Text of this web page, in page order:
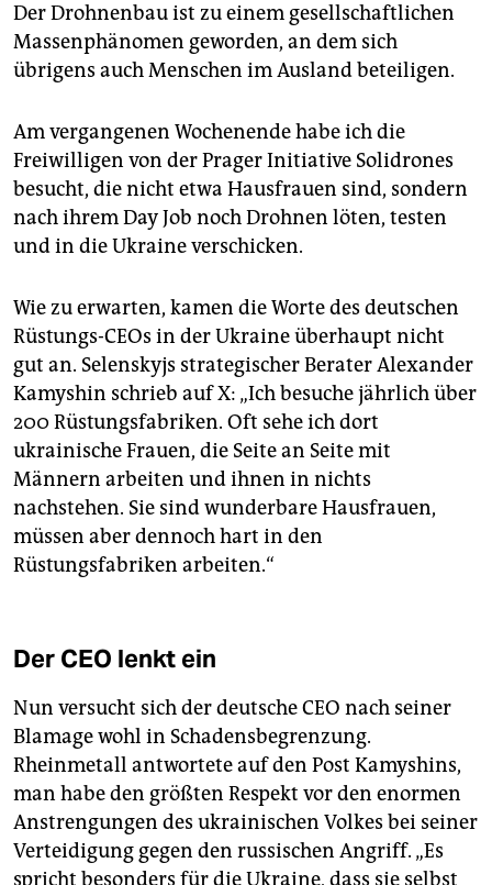
Der Drohnenbau ist zu einem gesellschaftlichen
Massenphänomen geworden, an dem sich
übrigens auch Menschen im Ausland beteiligen.
Am vergangenen Wochenende habe ich die
Freiwilligen von der Prager Initiative Solidrones
besucht, die nicht etwa Hausfrauen sind, sondern
nach ihrem Day Job noch Drohnen löten, testen
und in die Ukraine verschicken.
Wie zu erwarten, kamen die Worte des deutschen
Rüstungs-CEOs in der Ukraine überhaupt nicht
gut an. Selenskyjs strategischer Berater Alexander
Kamyshin schrieb auf X: „Ich besuche jährlich über
200 Rüstungsfabriken. Oft sehe ich dort
ukrainische Frauen, die Seite an Seite mit
Männern arbeiten und ihnen in nichts
nachstehen. Sie sind wunderbare Hausfrauen,
müssen aber dennoch hart in den
Rüstungsfabriken arbeiten.“
Der CEO lenkt ein
Nun versucht sich der deutsche CEO nach seiner
Blamage wohl in Schadensbegrenzung.
Rheinmetall antwortete auf den Post Kamyshins,
man habe den größten Respekt vor den enormen
Anstrengungen des ukrainischen Volkes bei seiner
Verteidigung gegen den russischen Angriff. „Es
spricht besonders für die Ukraine, dass sie selbst